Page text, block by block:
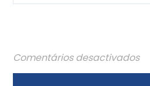
Comentários desactivados